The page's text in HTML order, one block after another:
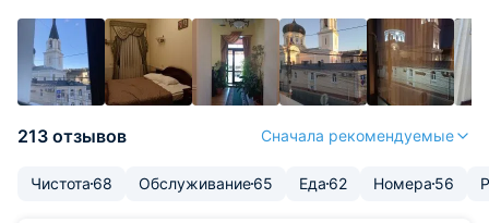
213 отзывов Сначала рекомендуемые
Чистота 68 Обслуживание65 Еда 62 Номера 56